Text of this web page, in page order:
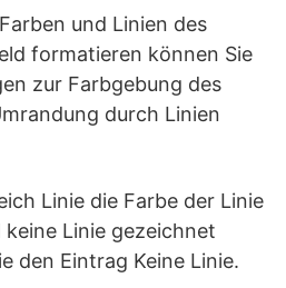
und Linien des
formatieren können Sie
zur Farbgebung des
durch Linien
Linie die Farbe der Linie
Linie gezeichnet
den Eintrag Keine Linie.